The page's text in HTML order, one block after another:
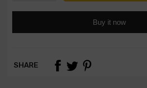
Buy it now
SHARE